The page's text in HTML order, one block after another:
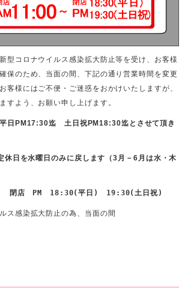
型コロナウイルス感染拡大防止等を受け、お客様
保のため、当面の間、下記の通り営業時間を変更
客様にはご不便・ご迷惑をおかけいたしますが、
すよう、お願い申し上げます。
日PM17:30迄 土日祝PM18:30迄とさせて頂き
日を水曜日のみに戻します（3月－6月は水・木
閉店 PM 18:30(平日) 19:30(土日祝)
ス感染拡大防止の為、当面の間